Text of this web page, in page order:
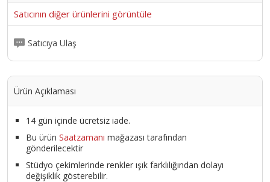
Satıcının diğer ürünlerini görüntüle
Satıcıya Ulaş
Ürün Açıklaması
14 gün içinde ücretsiz iade.
Bu ürün Saatzamanı mağazası tarafından
gönderilecektir
Stüdyo çekimlerinde renkler ışık farklılığından dolayı
değişiklik gösterebilir.